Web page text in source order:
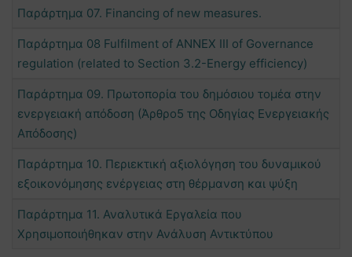
Παράρτημα 07. Financing of new measures.
Παράρτημα 08 Fulfilment of ANNEX III of Governance
regulation (related to Section 3.2-Energy efficiency)
Παράρτημα 09. Πρωτοπορία του δημόσιου τομέα στην
ενεργειακή απόδοση (Άρθρο5 της Οδηγίας Ενεργειακής
Απόδοσης)
Παράρτημα 10. Περιεκτική αξιολόγηση του δυναμικού
εξοικονόμησης ενέργειας στη θέρμανση και ψύξη
Παράρτημα 11. Αναλυτικά Εργαλεία που
Χρησιμοποιήθηκαν στην Ανάλυση Αντικτύπου